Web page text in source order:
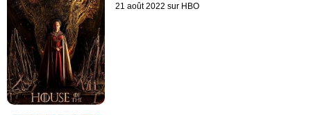
21 août 2022 sur HBO